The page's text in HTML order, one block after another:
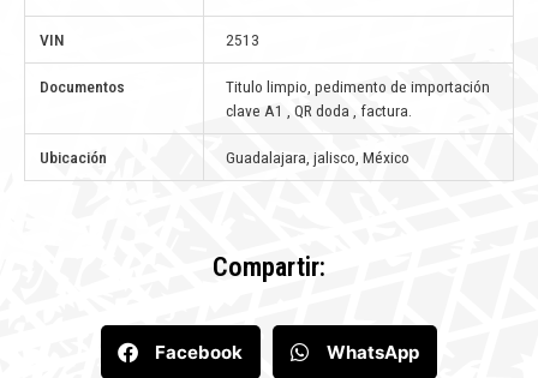
VIN 2513
Documentos
Titulo limpio, pedimento de importación
clave A1 , QR doda , factura.
Ubicación Guadalajara, jalisco, México
Compartir:
Facebook WhatsApp